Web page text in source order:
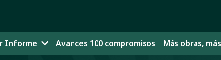
Informe Avances 100 compromisos Más obras,